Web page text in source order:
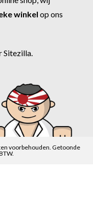
winkel op ons
Sitezilla
voorbehouden. Getoonde